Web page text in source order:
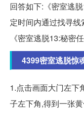
回答如下:《密室逃
定时间内通过找寻
《密室逃脱13:秘密
4399密室逃脱惊
1.点击画面大门左下
子左下角,得到一张